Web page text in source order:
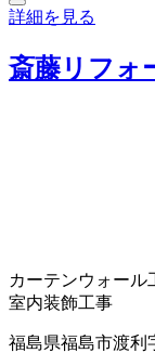
詳細を見る
斎藤リフォ
カーテンウォール
室内装飾工事
福島県福島市渡利